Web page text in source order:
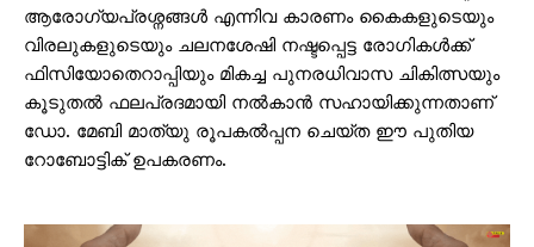
ആരോഗ്യപ്രശ്നങ്ങൾ എന്നിവ കാരണം കൈകളുടെയും
വിരലുകളുടെയും ചലനശേഷി നഷ്ടപ്പെട്ട രോഗികൾക്ക്
ഫിസിയോതെറാപ്പിയും മികച്ച പുനരധിവാസ ചികിത്സയും
കൂടുതൽ ഫലപ്രദമായി നൽകാൻ സഹായിക്കുന്നതാണ്
ഡോ. മേബി മാത്യു രൂപകൽപ്പന ചെയ്ത ഈ പുതിയ
റോബോട്ടിക് ഉപകരണം.